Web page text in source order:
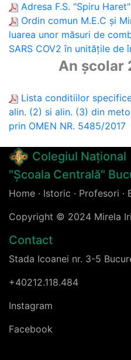
Adresa F.S. "Spiru
Ordin comun M.E.C și
luarea unor măsuri de
SARS COV2 în unitățile de
An școlar
Lista conditiilor
alin. (2) si alin. (3) din
prin OMEN NR. 5485/2017
Colegiul Național
"Școala Centrală"
Home · Istoric · Profesori ·
Copyright © 2024 Mirela
Contact
Stada Icoanei nr. 3-5
+40212.118.484
Instagram
Facebook